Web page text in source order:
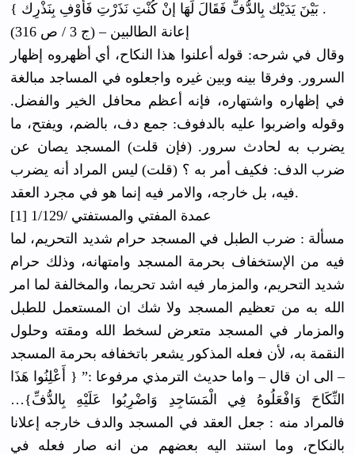
بَيْنَ يَدَيْك بِالدُّفِّ فَقَالَ لَهَا إنْ كُنْتِ نَذَرْتِ فَأَوْفِ بِنَذْرِك } .
إعانة الطالبين – (ج 3 / ص 316)
وقال في شرحه: قوله أعلنوا هذا النكاح، أي أظهروه إظهار
السرور. وفرقا بينه وبين غيره واجعلوه في المساجد مبالغة
في إظهاره واشتهاره، فإنه أعظم محافل الخير والفضل.
وقوله واضربوا عليه بالدفوف: جمع دف، بالضم، ويفتح، ما
يضرب به لحادث سرور. (فإن قلت) المسجد يصان عن
ضرب الدف: فكيف أمر به ؟ (قلت) ليس المراد أنه يضرب
فيه، بل خارجه، والامر فيه إنما هو في مجرد العقد.
[1] عمدة المفتي والمستفتي /1/129
مسألة : ضرب الطبل في المسجد حرام شديد التحريم، لما
فيه من الإستخفاف بحرمة المسجد وامتهانه، وذلك حرام
شديد التحريم، والمزمار فيه اشد تحريما، والمخالفة لما امر
الله به من تعظيم المسجد ولا شك ان المستعمل للطبل
والمزمار في المسجد متعرض لسخط الله ومقته وحلول
النقمة به، لأن فعله المذكور يشعر باتخفافه بحرمة المسجد
– الى ان قال – واما حديث الترمذي مرفوعا :” { أَعْلِنُوا هَذَا
النِّكَاحَ وَافْعَلُوهُ فِي الْمَسَاجِدِ وَاضْرِبُو ا عَلَيْهِ بِالدُّفِّ}…
فالمراد منه : جعل العقد في المسجد والدف خارجه إعلانا
بالنكاح، وما استند اليه بعضهم من انه صار فعله في